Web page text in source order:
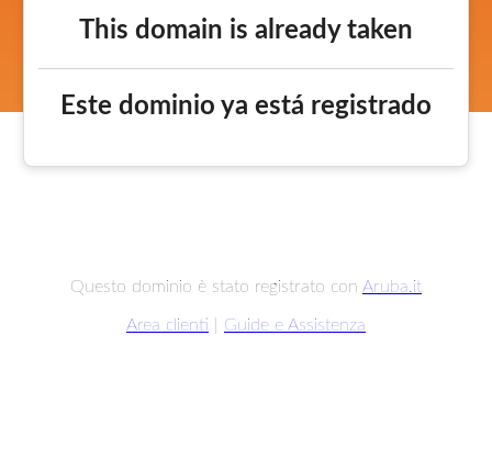
This domain is already taken
Este dominio ya está registrado
Questo dominio è stato registrato con Aruba.it
Area clienti Guide e Assistenza